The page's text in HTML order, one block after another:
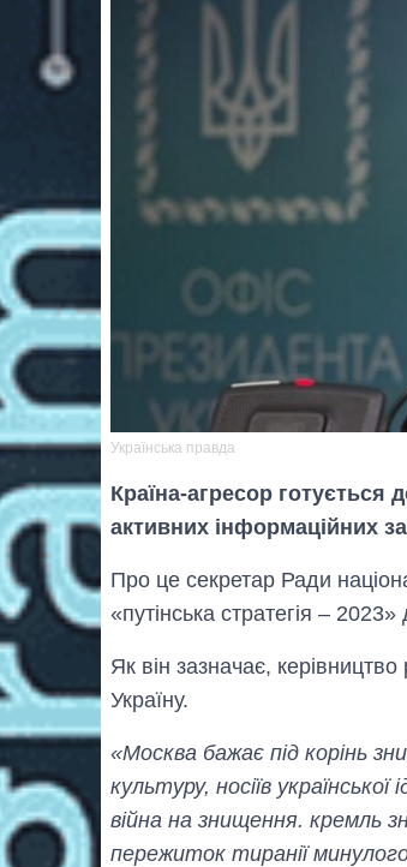
Українська правда
Країна-агресор готується
активних інформаційних
Про це секретар Ради
«путінська стратегія –
Як він зазначає,
Україну.
«Москва бажає під корінь
культуру, носіїв
війна на знищення. кремль
пережиток тиранії